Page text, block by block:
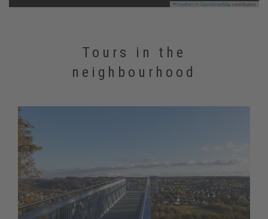
Leaflet OpenStreetMapcontributors
Tours in the
neighbourhood